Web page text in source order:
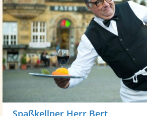
Spaßkellner Herr Bert